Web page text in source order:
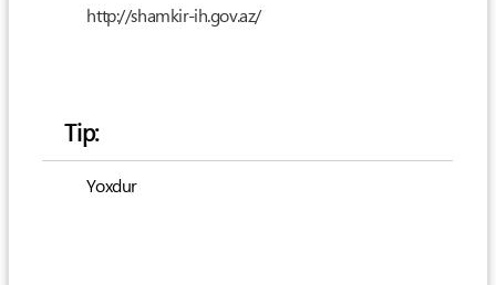
http://shamkir-ih.gov.az/
Tip:
Yoxdur